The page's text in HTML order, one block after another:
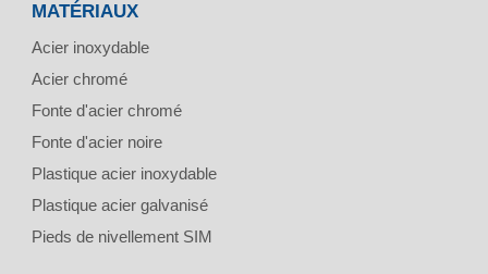
MATÉRIAUX
Acier inoxydable
Acier chromé
Fonte d'acier chromé
Fonte d'acier noire
Plastique acier inoxydable
Plastique acier galvanisé
Pieds de nivellement SIM